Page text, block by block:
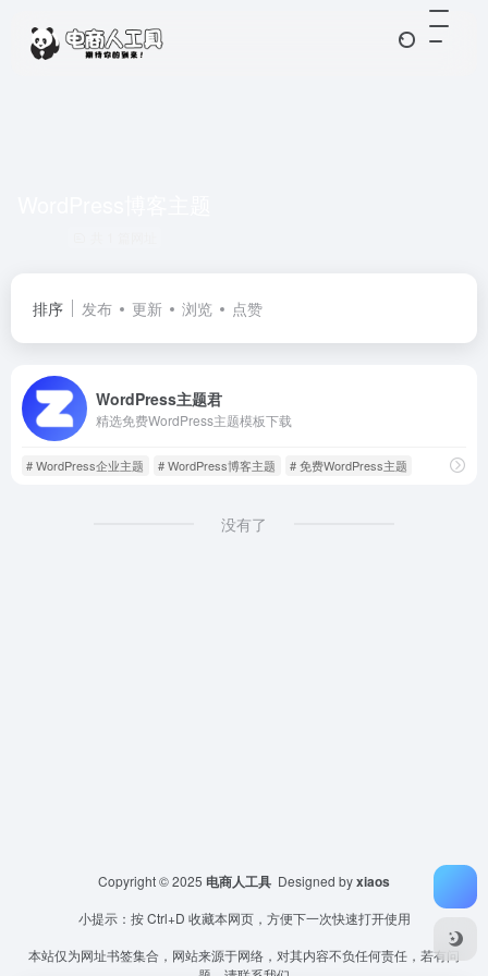
排序 发布 更新 浏览 点赞
WordPress主题君
精选免费WordPress主题模板下载
# WordPress企业主题 # WordPress博客主题 # 免费WordPress主题
没有了
Copyright © 2025 电商人工具 Designed byxiaos
小提示：按 Ctrl+D 收藏本网页，方便下一次快速打开使用
本站仅为网址书签集合，网站来源于网络，对其内容不负任何责任，若有问